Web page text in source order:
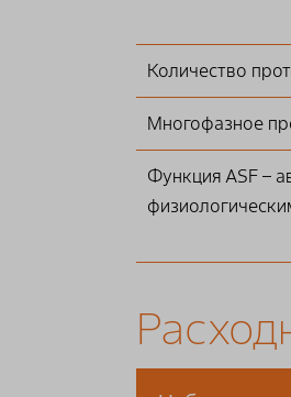
Количество
Многофазное
Функция ASF –